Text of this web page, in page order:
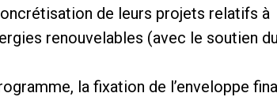
de leurs projets relatifs à
renouvelables (avec le soutien
la fixation de l’enveloppe